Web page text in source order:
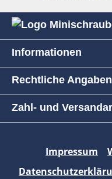
Informationen
Rechtliche Angaben
Zahl- und
Impressum